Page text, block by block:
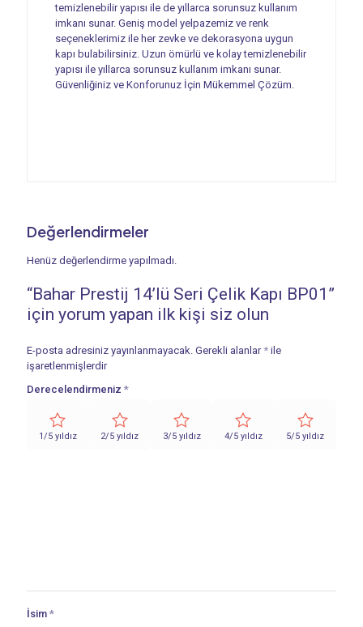
temizlenebilir yapısı ile de yıllarca sorunsuz kullanım
imkanı sunar. Geniş model yelpazemiz ve renk
seçeneklerimiz ile her zevke ve dekorasyona uygun
kapı bulabilirsiniz. Uzun ömürlü ve kolay temizlenebilir
yapısı ile yıllarca sorunsuz kullanım imkanı sunar.
Güvenliğiniz ve Konforunuz İçin Mükemmel Çözüm.
Değerlendirmeler
Henüz değerlendirme yapılmadı.
“Bahar Prestij 14’lü Seri Çelik Kapı BP01”
için yorum yapan ilk kişi siz olun
E-posta adresiniz yayınlanmayacak. Gerekli alanlar * ile
işaretlenmişlerdir
Derecelendirmeniz *
1/5 yıldız 2/5 yıldız 3/5 yıldız 4/5 yıldız 5/5 yıldız
İsim *